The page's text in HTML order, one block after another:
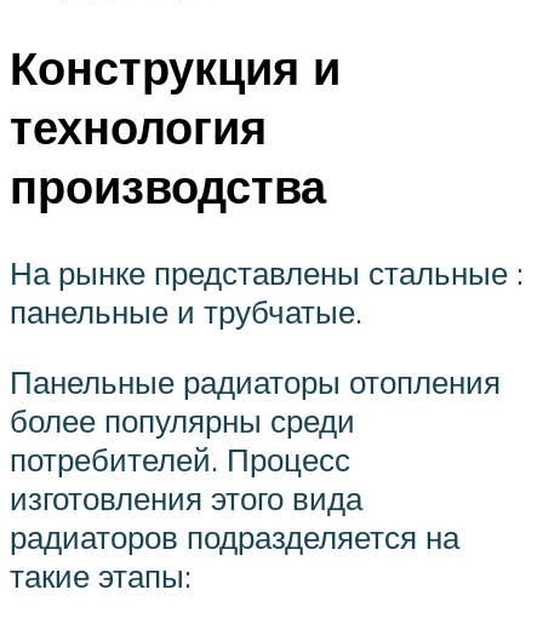
Конструкция и
технология
производства
На рынке представлены стальные :
панельные и трубчатые.
Панельные радиаторы отопления
более популярны среди
потребителей. Процесс
изготовления этого вида
радиаторов подразделяется на
такие этапы: